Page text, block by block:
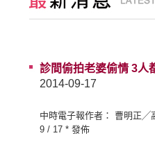
診間偷拍老婆偷情 3人
2014-09-17
中時電子報作者： 曹明正╱
9 / 17 * 發佈